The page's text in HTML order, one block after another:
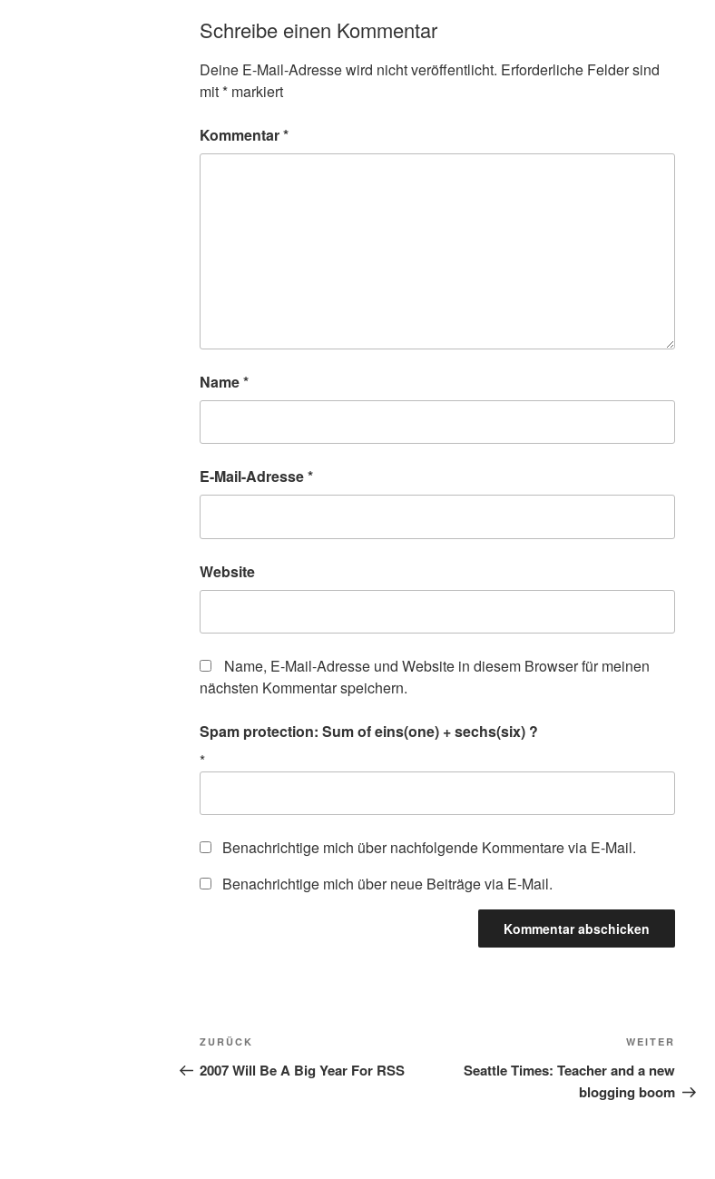
Schreibe einen Kommentar
Deine E-Mail-Adresse wird nicht veröffentlicht. Erforderliche Felder sind
mit* markiert
Kommentar*
Name*
E-Mail-Adresse*
Website
Name, E-Mail-Adresse und Website in diesem Browser für meinen
nächsten Kommentar speichern.
Spam protection: Sum of eins(one) + sechs(six) ?
*
Benachrichtige mich über nachfolgende Kommentare via E-Mail.
Benachrichtige mich über neue Beiträge via E-Mail.
Beitragsnavigation
Vorheriger
Beitrag
ZURÜCK
2007 Will Be A Big Year For RSS
Beitrag
WEITER
Seattle Times: Teacher and a new
blogging boom